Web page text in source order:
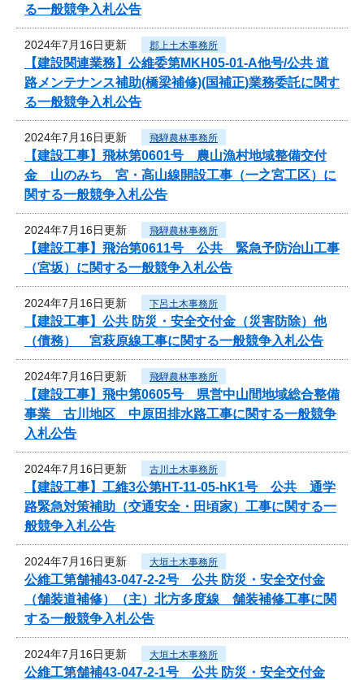
る一般競争入札公告
2024年7月16日更新 郡上土木事務所
【建設関連業務】公維委第MKH05-01-A他号/公共 道
路メンテナンス補助(橋梁補修)(国補正)業務委託に関す
る一般競争入札公告
2024年7月16日更新 飛騨農林事務所
【建設工事】飛林第0601号 農山漁村地域整備交付
金 山のみち 宮・高山線開設工事（一之宮工区）に
関する一般競争入札公告
2024年7月16日更新 飛騨農林事務所
【建設工事】飛治第0611号 公共 緊急予防治山工事
（宮坂）に関する一般競争入札公告
2024年7月16日更新 下呂土木事務所
【建設工事】公共 防災・安全交付金（災害防除）他
（債務） 宮萩原線工事に関する一般競争入札公告
2024年7月16日更新 飛騨農林事務所
【建設工事】飛中第0605号 県営中山間地域総合整備
事業 古川地区 中原田排水路工事に関する一般競争
入札公告
2024年7月16日更新 古川土木事務所
【建設工事】工維3公第HT-11-05-hK1号 公共 通学
路緊急対策補助（交通安全・田頃家）工事に関する一
般競争入札公告
2024年7月16日更新 大垣土木事務所
公維工第舗補43-047-2-2号 公共 防災・安全交付金
（舗装道補修）（主）北方多度線 舗装補修工事に関
する一般競争入札公告
2024年7月16日更新 大垣土木事務所
公維工第舗補43-047-2-1号 公共 防災・安全交付金